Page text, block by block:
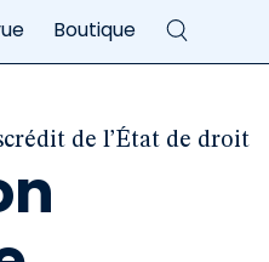
Boutique
de l’État de droit